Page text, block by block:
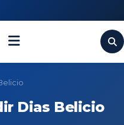
Dias Belicio